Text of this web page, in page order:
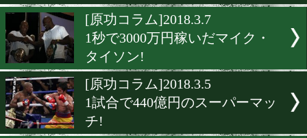
政権へ』
[原功コラム]2018.3.9
耳噛み事件の罰金は3億6千